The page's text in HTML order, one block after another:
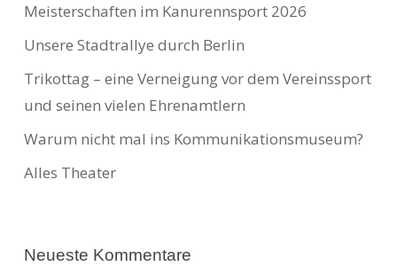
Meisterschaften im Kanurennsport 2026
Unsere Stadtrallye durch Berlin
Trikottag – eine Verneigung vor dem Vereinssport
und seinen vielen Ehrenamtlern
Warum nicht mal ins Kommunikationsmuseum?
Alles Theater
Neueste Kommentare